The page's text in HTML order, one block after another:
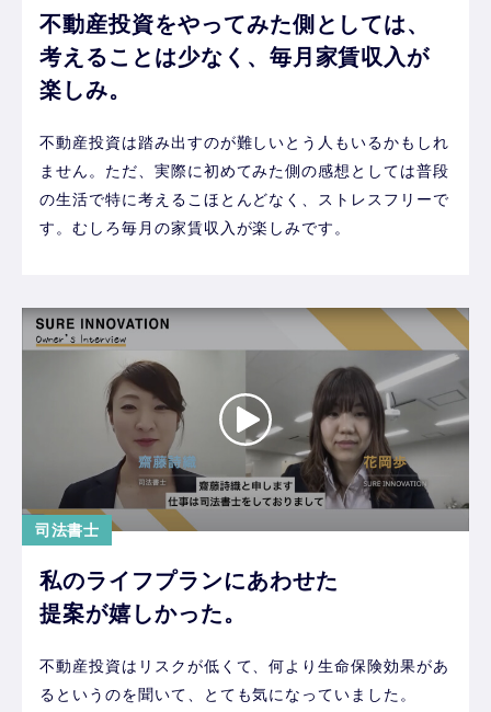
不動産投資をやってみた側としては、
考えることは少なく、毎月家賃収入が
楽しみ。
不動産投資は踏み出すのが難しいとう人もいるかもしれ
ません。ただ、実際に初めてみた側の感想としては普段
の生活で特に考えるこほとんどなく、ストレスフリーで
す。むしろ毎月の家賃収入が楽しみです。
司法書士
私のライフプランにあわせた
提案が嬉しかった。
不動産投資はリスクが低くて、何より生命保険効果があ
るというのを聞いて、とても気になっていました。